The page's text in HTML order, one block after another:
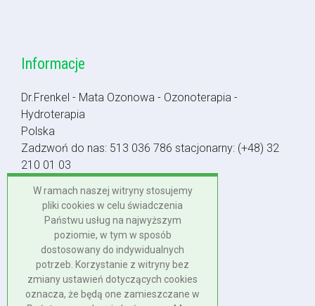
Informacje
Dr.Frenkel - Mata Ozonowa - Ozonoterapia -
Hydroterapia
Polska
Zadzwoń do nas: 513 036 786 stacjonarny: (+48) 32
210 01 03
Polska
+48 513 036 786
+48 32 210 01 03
biuro@dr-frenkel.pl
W ramach naszej witryny stosujemy
pliki cookies w celu świadczenia
Państwu usług na najwyższym
poziomie, w tym w sposób
dostosowany do indywidualnych
potrzeb. Korzystanie z witryny bez
zmiany ustawień dotyczących cookies
oznacza, że będą one zamieszczane w